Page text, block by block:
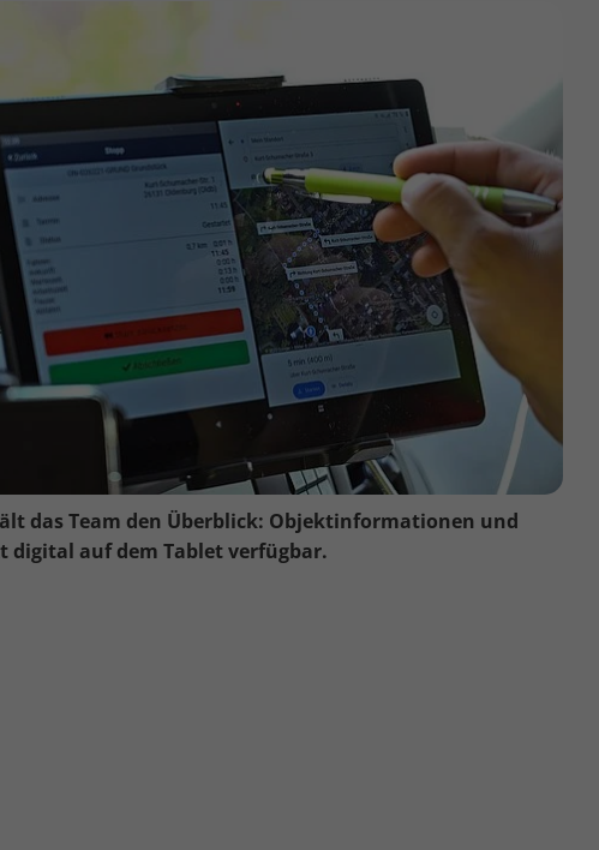
das Team den Überblick: Objektinformationen und
digital auf dem Tablet verfügbar.